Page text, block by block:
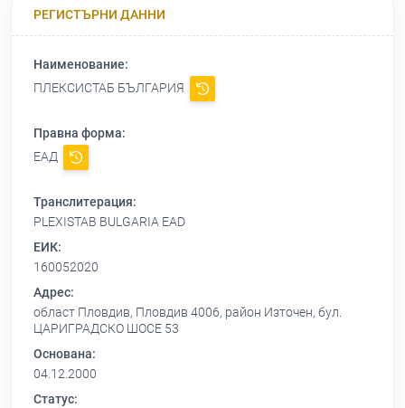
РЕГИСТЪРНИ ДАННИ
Наименование:
ПЛЕКСИСТАБ БЪЛГАРИЯ
Правна форма:
ЕАД
Транслитерация:
PLEXISTAB BULGARIA EAD
ЕИК:
160052020
Адрес:
област Пловдив, Пловдив 4006, район Източен, бул.
ЦАРИГРАДСКО ШОСЕ 53
Основана:
04.12.2000
Статус: